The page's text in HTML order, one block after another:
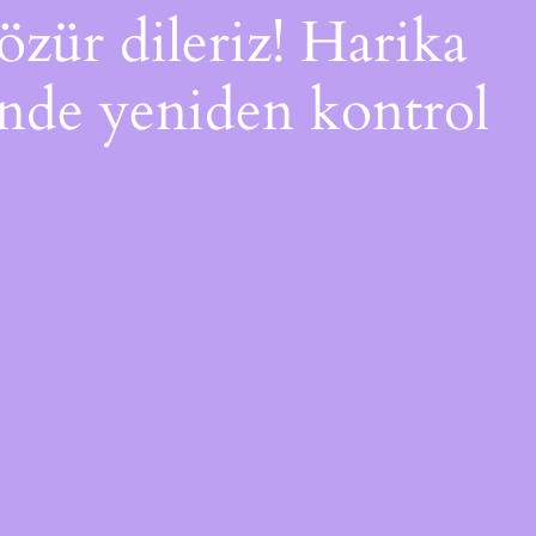
dileriz! Harika
yeniden kontrol